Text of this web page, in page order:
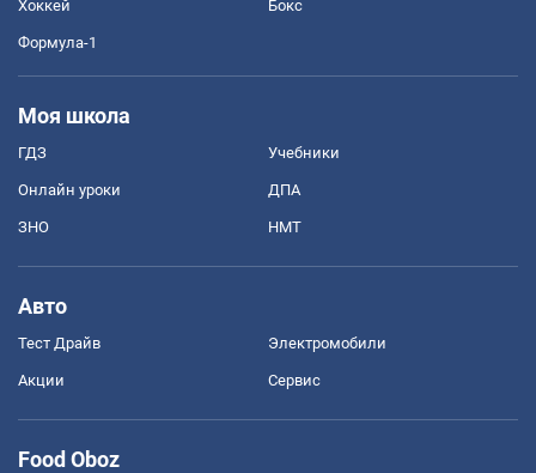
Хоккей Бокс
Формула-1
Моя школа
ГДЗ Учебники
Онлайн уроки ДПА
ЗНО НМТ
Авто
Тест Драйв Электромобили
Акции Сервис
Food Oboz